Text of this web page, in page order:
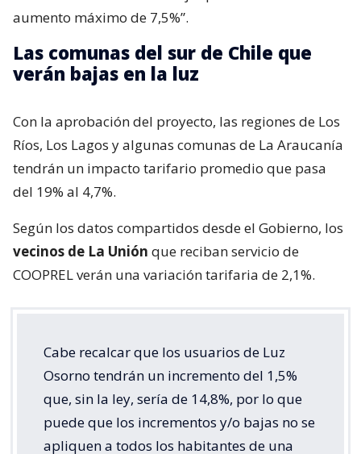
aumento máximo de 7,5%”.
Las comunas del sur de Chile que
verán bajas en la luz
Con la aprobación del proyecto, las regiones de Los
Ríos, Los Lagos y algunas comunas de La Araucanía
tendrán un impacto tarifario promedio que pasa
del 19% al 4,7%.
Según los datos compartidos desde el Gobierno, los
vecinos de La Unión que reciban servicio de
COOPREL verán una variación tarifaria de 2,1%.
Cabe recalcar que los usuarios de Luz
Osorno tendrán un incremento del 1,5%
que, sin la ley, sería de 14,8%, por lo que
puede que los incrementos y/o bajas no se
apliquen a todos los habitantes de una